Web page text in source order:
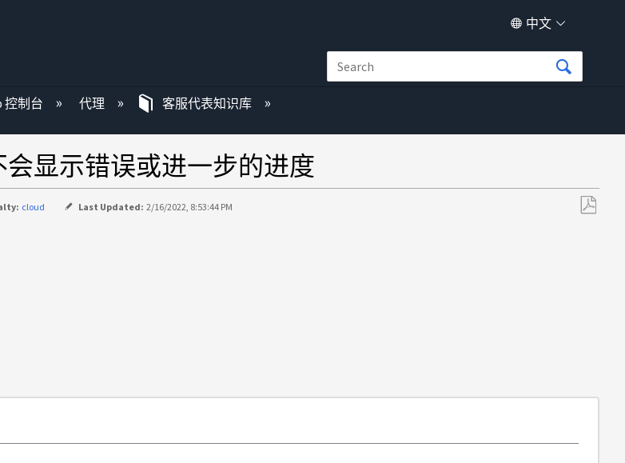
中文
控制台 代理 客服代表知识库
会显示错误或进一步的进度
cloud Last Updated: 2/16/2022, 8:53:44 PM